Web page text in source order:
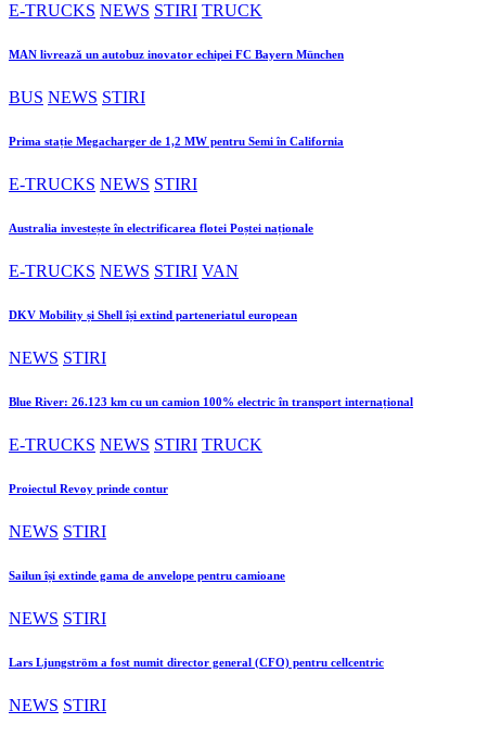
E-TRUCKS NEWS STIRI TRUCK
MAN livrează un autobuz inovator echipei FC Bayern München
BUS NEWS STIRI
Prima stație Megacharger de 1,2 MW pentru Semi în California
E-TRUCKS NEWS STIRI
Australia investește în electrificarea flotei Poștei naționale
E-TRUCKS NEWS STIRI VAN
DKV Mobility și Shell își extind parteneriatul european
NEWS STIRI
Blue River: 26.123 km cu un camion 100% electric în transport internațional
E-TRUCKS NEWS STIRI TRUCK
Proiectul Revoy prinde contur
NEWS STIRI
Sailun își extinde gama de anvelope pentru camioane
NEWS STIRI
Lars Ljungström a fost numit director general (CFO) pentru cellcentric
NEWS STIRI